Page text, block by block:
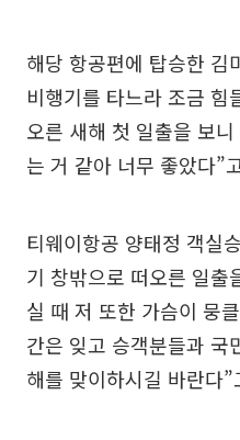
해당 항공편에 탑승한 김
비행기를 타느라 조금 힘
오른 새해 첫 일출을 보
는 거 같아 너무 좋았다”
티웨이항공 양태정 객실
기 창밖으로 떠오른 일출
실 때 저 또한 가슴이 뭉
간은 잊고 승객분들과 국
해를 맞이하시길 바란다